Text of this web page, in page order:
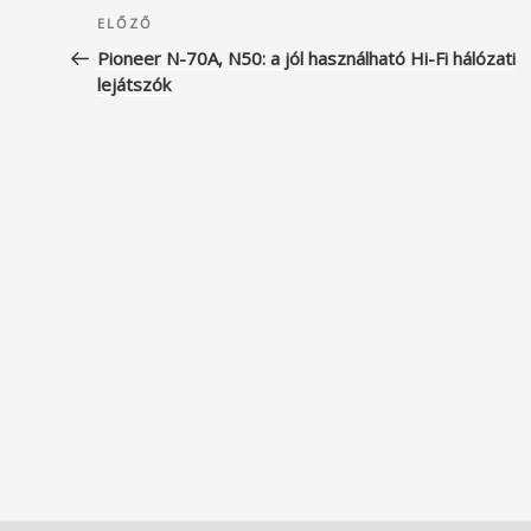
Bejegyzés
navigáció
Korábbi
bejegyzés
ELŐZŐ
Pioneer N-70A, N50: a jól használható Hi-Fi hálózati
lejátszók